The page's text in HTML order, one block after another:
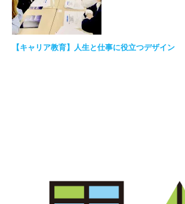
【キャリア教育】人生と仕事に役立つデザイン